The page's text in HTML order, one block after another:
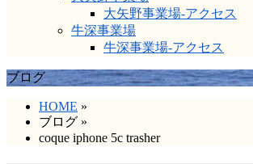
大矢野事業場-アクセス
牛深事業場
牛深事業場-アクセス
ブログ
HOME »
ブログ »
coque iphone 5c trasher